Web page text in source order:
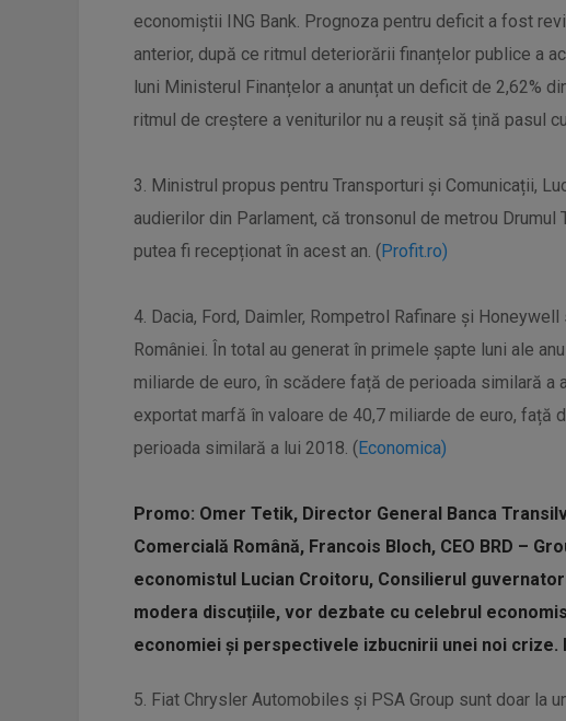
economiștii ING Bank. Prognoza pentru deficit a fost
anterior, după ce ritmul deteriorării finanțelor publice a
luni Ministerul Finanțelor a anunțat un deficit de 2,62%
ritmul de creștere a veniturilor nu a reușit să țină pasul
3. Ministrul propus pentru Transporturi și Comunicații,
audierilor din Parlament, că tronsonul de metrou Drumul
putea fi recepționat în acest an. (Profit.ro)
4. Dacia, Ford, Daimler, Rompetrol Rafinare și
României. În total au generat în primele șapte luni ale
miliarde de euro, în scădere față de perioada similară a
exportat marfă în valoare de 40,7 miliarde de euro, față
perioada similară a lui 2018. (Economica)
Promo: Omer Tetik, Director General Banca
Comercială Română, Francois Bloch, CEO BRD –
economistul Lucian Croitoru, Consilierul
modera discuțiile, vor dezbate cu celebrul
economiei și perspectivele izbucnirii unei noi crize.
5. Fiat Chrysler Automobiles și PSA Group sunt doar la